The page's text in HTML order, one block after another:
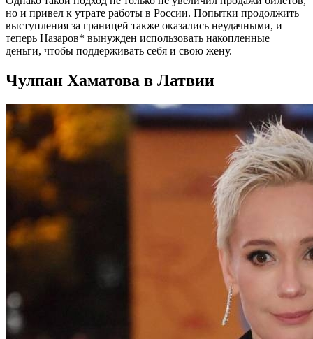
но и привел к утрате работы в России. Попытки продолжить
выступления за границей также оказались неудачными, и
теперь Назаров* вынужден использовать накопленные
деньги, чтобы поддерживать себя и свою жену.
Чулпан Хаматова в Латвии